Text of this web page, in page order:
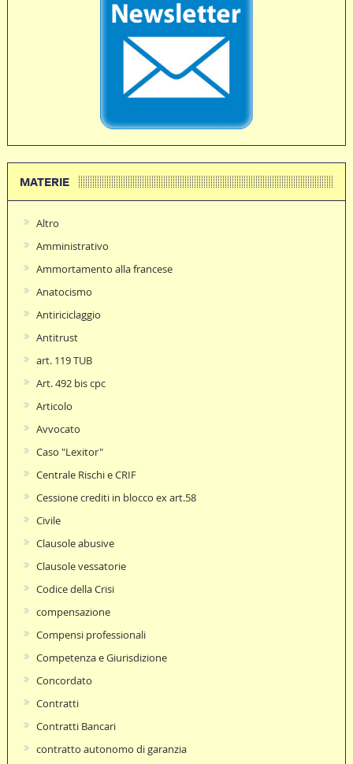
MATERIE
Altro
Amministrativo
Ammortamento alla francese
Anatocismo
Antiriciclaggio
Antitrust
art. 119 TUB
Art. 492 bis cpc
Articolo
Avvocato
Caso "Lexitor"
Centrale Rischi e CRIF
Cessione crediti in blocco ex art.58
Civile
Clausole abusive
Clausole vessatorie
Codice della Crisi
compensazione
Compensi professionali
Competenza e Giurisdizione
Concordato
Contratti
Contratti Bancari
contratto autonomo di garanzia